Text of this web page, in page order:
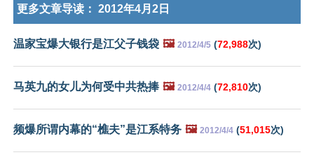
更多文章导读： 2012年4月2日
温家宝爆大银行是江父子钱袋 🖼️ 2012/4/5 (72,988次)
马英九的女儿为何受中共热捧 🖼️ 2012/4/4 (72,810次)
频爆所谓内幕的“樵夫”是江系特务 🖼️ 2012/4/4 (51,015次)